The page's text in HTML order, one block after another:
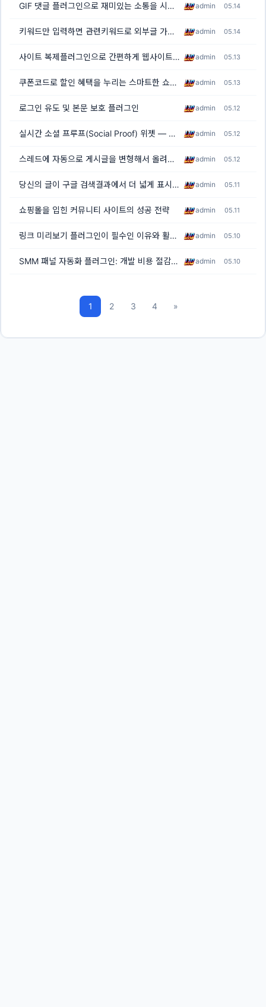
GIF 댓글 플러그인으로 재미있는 소통을 시작하세요 [1]
admin 05.14
키워드만 입력하면 관련키워드로 외부글 가져와서 재생성 해주는 플러그인 admin 05.14
사이트 복제플러그인으로 간편하게 웹사이트 복사하기 admin 05.13
쿠폰코드로 할인 혜택을 누리는 스마트한 쇼핑 가이드 [1]
admin 05.13
로그인 유도 및 본문 보호 플러그인 admin 05.12
실시간 소셜 프루프(Social Proof) 위젯 — 방문자의 시선을 잡아두는 가장 쉬운 방법 admin 05.12
스레드에 자동으로 게시글을 변형해서 올려주는 플러그인 admin 05.12
당신의 글이 구글 검색결과에서 더 넓게 표시됩니다[목차플러그인] admin 05.11
쇼핑몰을 입힌 커뮤니티 사이트의 성공 전략 admin 05.11
링크 미리보기 플러그인이 필수인 이유와 활용법 admin 05.10
SMM 패널 자동화 플러그인: 개발 비용 절감부터 커뮤니티 활성화까지 admin 05.10
1 2 3 4 »